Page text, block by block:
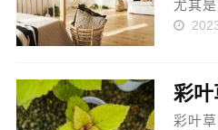
尤其
就蔫
...
彩
彩叶